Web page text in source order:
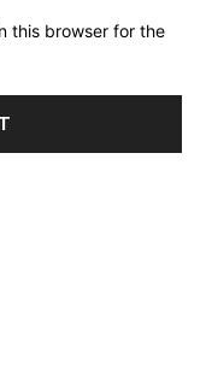
this browser for the